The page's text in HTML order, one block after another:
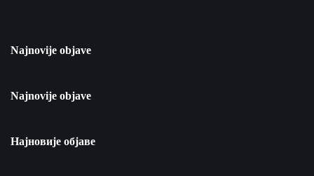
Najnovije objave
Najnovije objave
Најновије објаве